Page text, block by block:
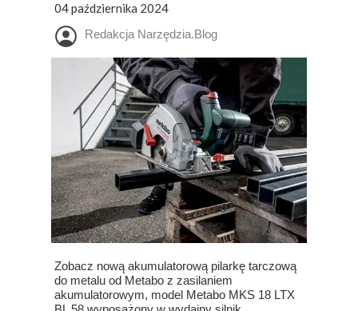
04 października 2024
Redakcja Narzędzia.Blog
Zobacz nową akumulatorową pilarkę tarczową
do metalu od Metabo z zasilaniem
akumulatorowym, model Metabo MKS 18 LTX